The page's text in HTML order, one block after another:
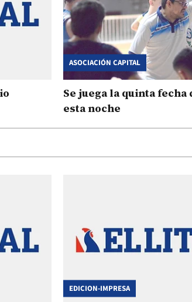
ASOCIACIÓN CAPITAL
Se juega la quinta fecha
esta noche
EDICION-IMPRESA